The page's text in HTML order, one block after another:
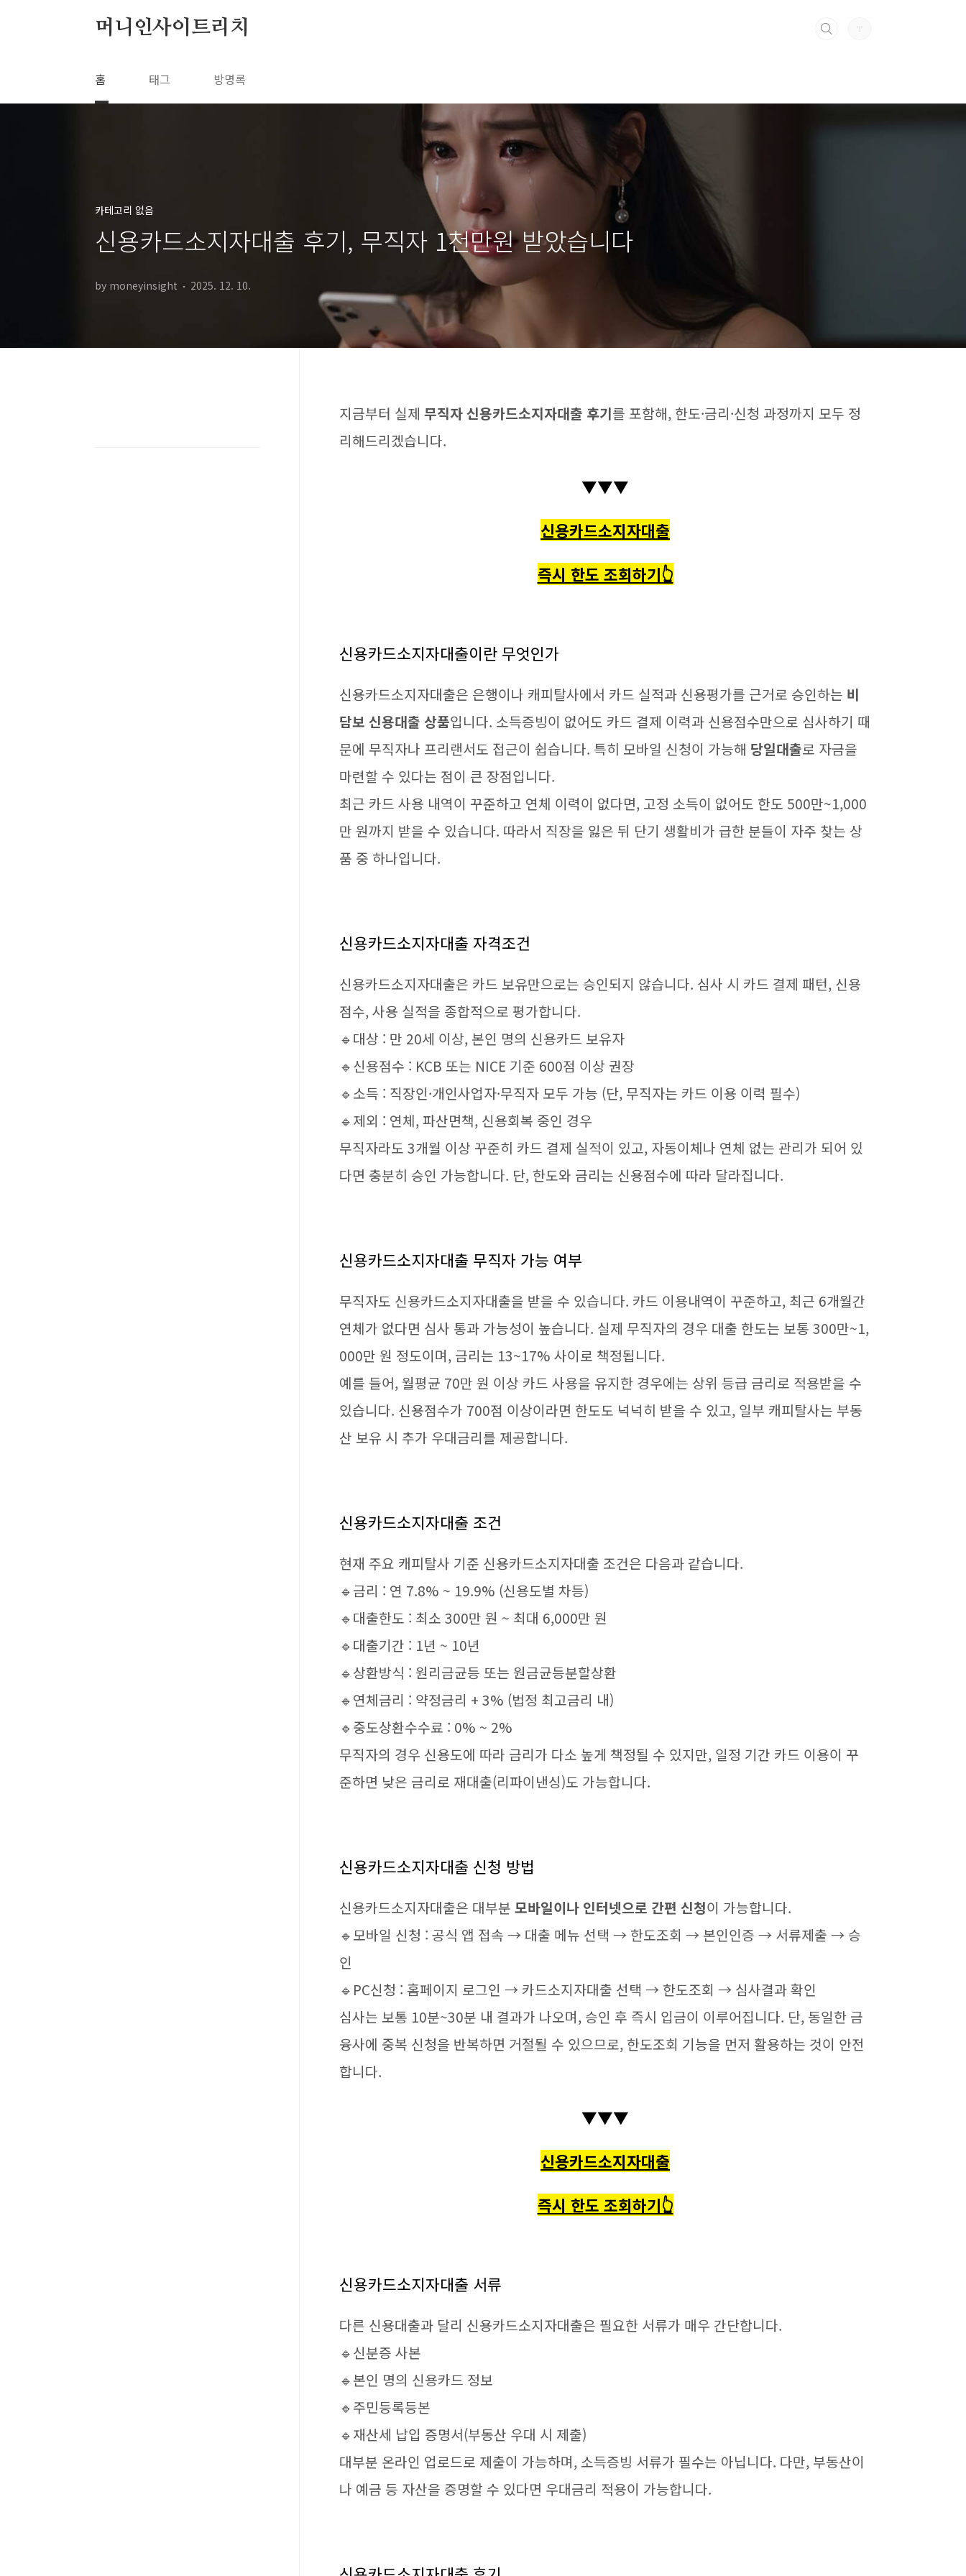
머니인사이트리치
홈 태그 방명록
카테고리 없음
신용카드소지자대출 후기, 무직자 1천만원 받았습니다
by moneyinsight 2025. 12. 10.
지금부터 실제 무직자 신용카드소지자대출 후기를 포함해, 한도·금리·신청 과정까지 모두 정
리해드리겠습니다.
▼▼▼
신용카드소지자대출
즉시 한도 조회하기👆
신용카드소지자대출이란 무엇인가
신용카드소지자대출은 은행이나 캐피탈사에서 카드 실적과 신용평가를 근거로 승인하는 비
담보 신용대출 상품입니다. 소득증빙이 없어도 카드 결제 이력과 신용점수만으로 심사하기 때
문에 무직자나 프리랜서도 접근이 쉽습니다. 특히 모바일 신청이 가능해 당일대출로 자금을
마련할 수 있다는 점이 큰 장점입니다.
최근 카드 사용 내역이 꾸준하고 연체 이력이 없다면, 고정 소득이 없어도 한도 500만~1,000
만 원까지 받을 수 있습니다. 따라서 직장을 잃은 뒤 단기 생활비가 급한 분들이 자주 찾는 상
품 중 하나입니다.
신용카드소지자대출 자격조건
신용카드소지자대출은 카드 보유만으로는 승인되지 않습니다. 심사 시 카드 결제 패턴, 신용
점수, 사용 실적을 종합적으로 평가합니다.
🔹대상 : 만 20세 이상, 본인 명의 신용카드 보유자
🔹신용점수 : KCB 또는 NICE 기준 600점 이상 권장
🔹소득 : 직장인·개인사업자·무직자 모두 가능 (단, 무직자는 카드 이용 이력 필수)
🔹제외 : 연체, 파산면책, 신용회복 중인 경우
무직자라도 3개월 이상 꾸준히 카드 결제 실적이 있고, 자동이체나 연체 없는 관리가 되어 있
다면 충분히 승인 가능합니다. 단, 한도와 금리는 신용점수에 따라 달라집니다.
신용카드소지자대출 무직자 가능 여부
무직자도 신용카드소지자대출을 받을 수 있습니다. 카드 이용내역이 꾸준하고, 최근 6개월간
연체가 없다면 심사 통과 가능성이 높습니다. 실제 무직자의 경우 대출 한도는 보통 300만~1,
000만 원 정도이며, 금리는 13~17% 사이로 책정됩니다.
예를 들어, 월평균 70만 원 이상 카드 사용을 유지한 경우에는 상위 등급 금리로 적용받을 수
있습니다. 신용점수가 700점 이상이라면 한도도 넉넉히 받을 수 있고, 일부 캐피탈사는 부동
산 보유 시 추가 우대금리를 제공합니다.
신용카드소지자대출 조건
현재 주요 캐피탈사 기준 신용카드소지자대출 조건은 다음과 같습니다.
🔹금리 : 연 7.8% ~ 19.9% (신용도별 차등)
🔹대출한도 : 최소 300만 원 ~ 최대 6,000만 원
🔹대출기간 : 1년 ~ 10년
🔹상환방식 : 원리금균등 또는 원금균등분할상환
🔹연체금리 : 약정금리 + 3% (법정 최고금리 내)
🔹중도상환수수료 : 0% ~ 2%
무직자의 경우 신용도에 따라 금리가 다소 높게 책정될 수 있지만, 일정 기간 카드 이용이 꾸
준하면 낮은 금리로 재대출(리파이낸싱)도 가능합니다.
신용카드소지자대출 신청 방법
신용카드소지자대출은 대부분 모바일이나 인터넷으로 간편 신청이 가능합니다.
🔹모바일 신청 : 공식 앱 접속 → 대출 메뉴 선택 → 한도조회 → 본인인증 → 서류제출 → 승
인
🔹PC신청 : 홈페이지 로그인 → 카드소지자대출 선택 → 한도조회 → 심사결과 확인
심사는 보통 10분~30분 내 결과가 나오며, 승인 후 즉시 입금이 이루어집니다. 단, 동일한 금
융사에 중복 신청을 반복하면 거절될 수 있으므로, 한도조회 기능을 먼저 활용하는 것이 안전
합니다.
▼▼▼
신용카드소지자대출
즉시 한도 조회하기👆
신용카드소지자대출 서류
다른 신용대출과 달리 신용카드소지자대출은 필요한 서류가 매우 간단합니다.
🔹신분증 사본
🔹본인 명의 신용카드 정보
🔹주민등록등본
🔹재산세 납입 증명서(부동산 우대 시 제출)
대부분 온라인 업로드로 제출이 가능하며, 소득증빙 서류가 필수는 아닙니다. 다만, 부동산이
나 예금 등 자산을 증명할 수 있다면 우대금리 적용이 가능합니다.